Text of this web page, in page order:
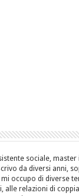
sociale, master
da diversi anni,
occupo di diverse
alle relazioni di